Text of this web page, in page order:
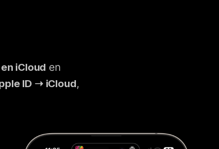
iCloud en
ID ➝ iCloud,